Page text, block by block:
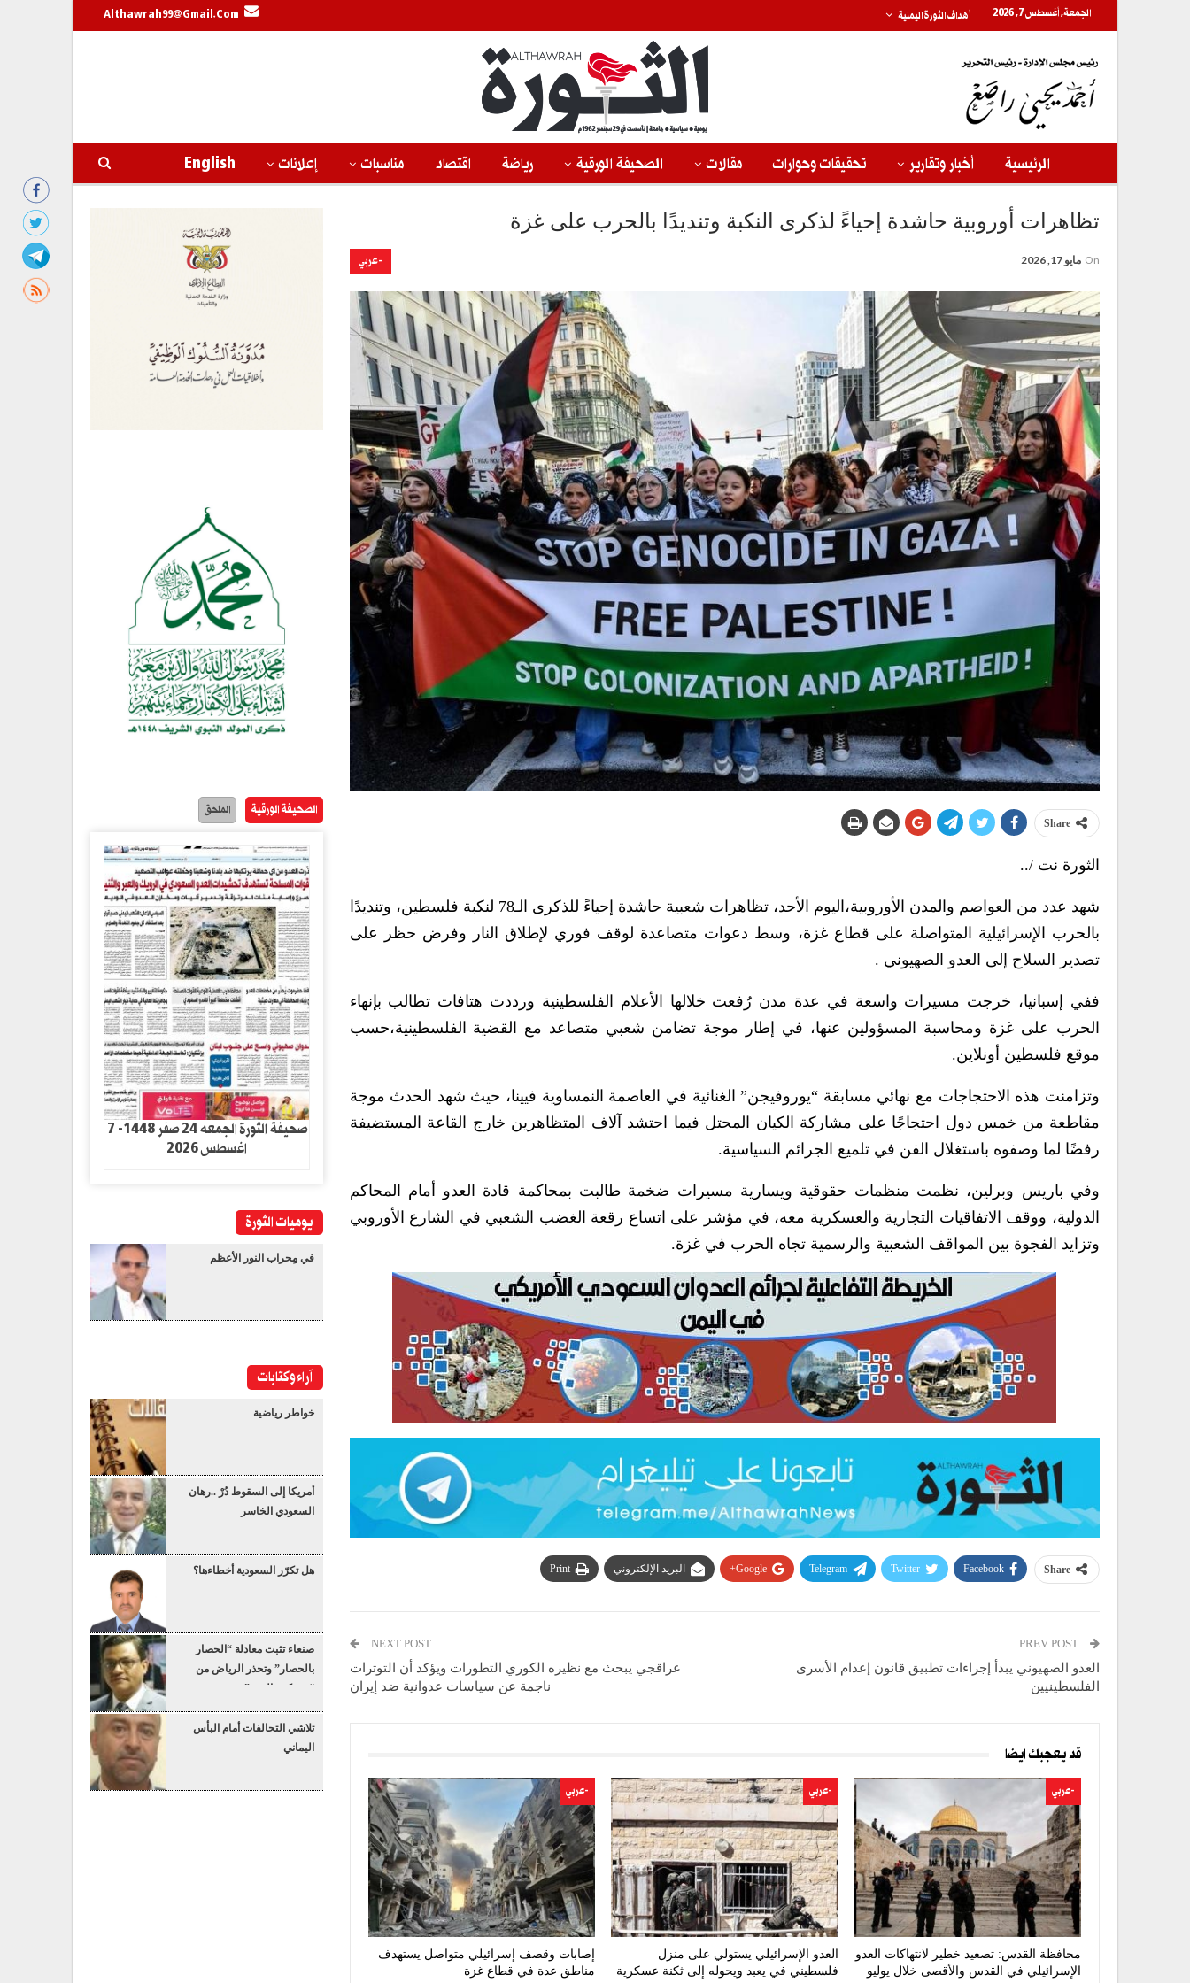
الجمعة, أغسطس 7, 2026 أهداف الثورة اليمنية Althawrah99@gmail.com
الرئيسية أخبار وتقارير تحقيقات وحوارات مقالات الصحيفة الورقية رياضة اقتصاد مناسبات إعلانات English
تظاهرات أوروبية حاشدة إحياءً لذكرى النكبة وتنديدًا بالحرب على غزة
-عربي On مايو 17, 2026
Share
الثورة نت /..
شهد عدد من العواصم والمدن الأوروبية،اليوم الأحد، تظاهرات شعبية حاشدة إحياءً للذكرى الـ78 لنكبة فلسطين، وتنديدًا
بالحرب الإسرائيلية المتواصلة على قطاع غزة، وسط دعوات متصاعدة لوقف فوري لإطلاق النار وفرض حظر على
تصدير السلاح إلى العدو الصهيوني .
ففي إسبانيا، خرجت مسيرات واسعة في عدة مدن رُفعت خلالها الأعلام الفلسطينية ورددت هتافات تطالب بإنهاء
الحرب على غزة ومحاسبة المسؤولين عنها، في إطار موجة تضامن شعبي متصاعد مع القضية الفلسطينية،حسب
موقع فلسطين أونلاين.
وتزامنت هذه الاحتجاجات مع نهائي مسابقة “يوروفيجن” الغنائية في العاصمة النمساوية فيينا، حيث شهد الحدث موجة
مقاطعة من خمس دول احتجاجًا على مشاركة الكيان المحتل فيما احتشد آلاف المتظاهرين خارج القاعة المستضيفة
رفضًا لما وصفوه باستغلال الفن في تلميع الجرائم السياسية.
وفي باريس وبرلين، نظمت منظمات حقوقية ويسارية مسيرات ضخمة طالبت بمحاكمة قادة العدو أمام المحاكم
الدولية، ووقف الاتفاقيات التجارية والعسكرية معه، في مؤشر على اتساع رقعة الغضب الشعبي في الشارع الأوروبي
وتزايد الفجوة بين المواقف الشعبية والرسمية تجاه الحرب في غزة.
Share
Facebook
Twitter
Telegram
Google+ البريد الإلكتروني Print
العدو الصهيوني يبدأ إجراءات تطبيق قانون إعدام الأسرى
الفلسطينيين
NEXT POST
عراقجي يبحث مع نظيره الكوري التطورات ويؤكد أن التوترات
ناجمة عن سياسات عدوانية ضد إيران
قد يعجبك ايضا
-عربي
محافظة القدس: تصعيد خطير لانتهاكات العدو
الإسرائيلي في القدس والأقصى خلال يوليو
-عربي
العدو الإسرائيلي يستولي على منزل
فلسطيني في يعبد ويحوله إلى ثكنة عسكرية
-عربي
إصابات وقصف إسرائيلي متواصل يستهدف
مناطق عدة في قطاع غزة
الصحيفة الورقية الملحق
صحيفة الثورة الجمعه 24 صفر 1448- 7
اغسطس 2026
يوميات الثورة
في مِحراب النور الأعظم
آراء وكتابات
خواطر رياضية
أمريكا إلى السقوط دُرْ ..رهان
السعودي الخاسر
هل تكرّر السعودية أخطاءها؟
صنعاء تثبت معادلة “الحصار
بالحصار” وتحذر الرياض من
“عسكرة البحر”
تلاشي التحالفات أمام البأس
اليماني